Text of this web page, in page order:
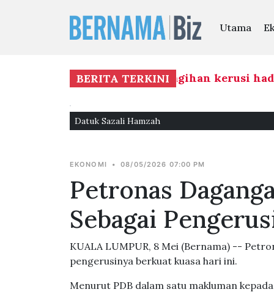
Utama
BERITA TERKINI
BN berhubung agihan kerusi
Datuk Sazali Hamzah
EKONOMI • 08/05/2026 07:00 PM
Petronas
Sebagai
KUALA LUMPUR, 8 Mei (Bernama) --
pengerusinya berkuat kuasa hari ini.
Menurut PDB dalam satu makluman